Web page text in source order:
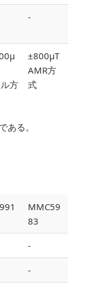
-
方
±800µT
AMR方
式
ある。
MMC59
83
-
-